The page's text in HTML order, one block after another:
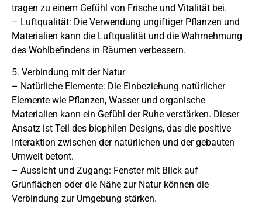
tragen zu einem Gefühl von Frische und Vitalität bei.
– Luftqualität: Die Verwendung ungiftiger Pflanzen und
Materialien kann die Luftqualität und die Wahrnehmung
des Wohlbefindens in Räumen verbessern.
5. Verbindung mit der Natur
– Natürliche Elemente: Die Einbeziehung natürlicher
Elemente wie Pflanzen, Wasser und organische
Materialien kann ein Gefühl der Ruhe verstärken. Dieser
Ansatz ist Teil des biophilen Designs, das die positive
Interaktion zwischen der natürlichen und der gebauten
Umwelt betont.
– Aussicht und Zugang: Fenster mit Blick auf
Grünflächen oder die Nähe zur Natur können die
Verbindung zur Umgebung stärken.